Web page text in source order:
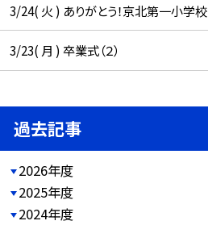
3/24( 火 ) ありがとう！京北第一小学校
3/23( 月 ) 卒業式（２）
過去記事
2026年度
2025年度
2024年度